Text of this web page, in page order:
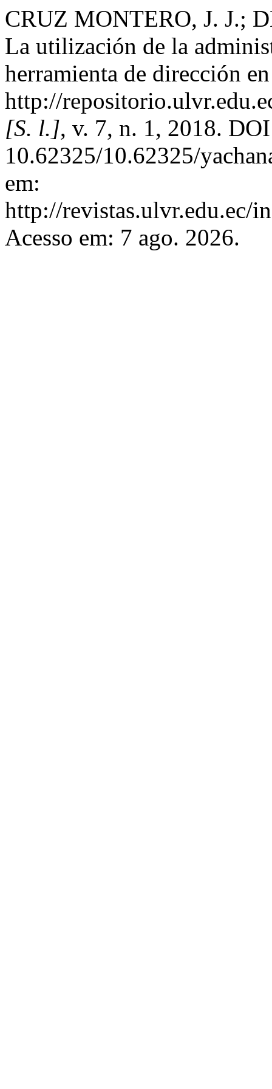
CRUZ MONTERO, J. J.;
La utilización de la
herramienta de dirección
http://
[S. l.], v. 7, n. 1, 2018.
10.62325/10.62325/
em:
http://revistas.ulvr.edu.ec/
Acesso em: 7 ago. 2026.